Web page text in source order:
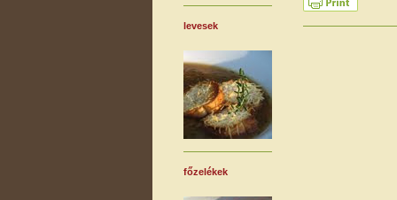
levesek
főzelékek